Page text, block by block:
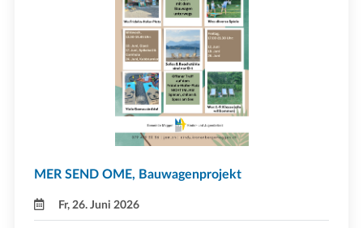
MER SEND OME, Bauwagenprojekt
Fr, 26. Juni 2026